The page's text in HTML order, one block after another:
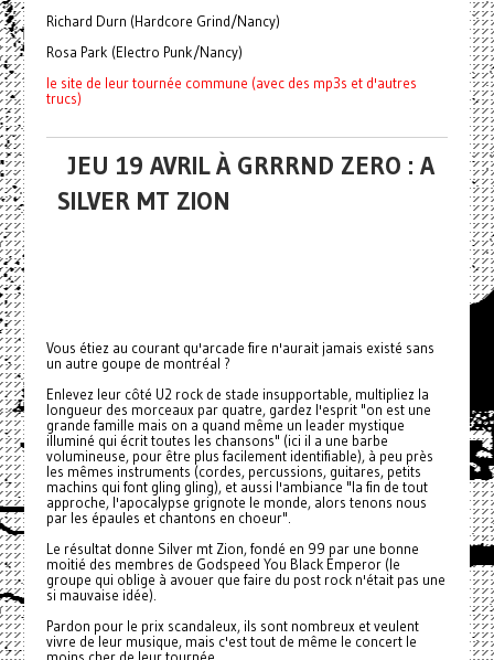
Richard Durn (Hardcore Grind/Nancy)
Rosa Park (Electro Punk/Nancy)
le site de leur tournée commune (avec des mp3s et d'autres
trucs)
JEU 19 AVRIL À GRRRND ZERO : A
SILVER MT ZION
Vous étiez au courant qu'arcade fire n'aurait jamais existé sans
un autre goupe de montréal ?
Enlevez leur côté U2 rock de stade insupportable, multipliez la
longueur des morceaux par quatre, gardez l'esprit "on est une
grande famille mais on a quand même un leader mystique
illuminé qui écrit toutes les chansons" (ici il a une barbe
volumineuse, pour être plus facilement identifiable), à peu près
les mêmes instruments (cordes, percussions, guitares, petits
machins qui font gling gling), et aussi l'ambiance "la fin de tout
approche, l'apocalypse grignote le monde, alors tenons nous
par les épaules et chantons en choeur".
Le résultat donne Silver mt Zion, fondé en 99 par une bonne
moitié des membres de Godspeed You Black Emperor (le
groupe qui oblige à avouer que faire du post rock n'était pas une
si mauvaise idée).
Pardon pour le prix scandaleux, ils sont nombreux et veulent
vivre de leur musique, mais c'est tout de même le concert le